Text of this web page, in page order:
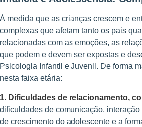
À medida que as crianças crescem e
complexas que afetam tanto os pais
relacionadas com as emoções, as
que podem e devem ser expostas e
Psicologia Infantil e Juvenil. De forma
nesta faixa etária:
1. Dificuldades de relacionamento,
dificuldades de comunicação,
de crescimento do adolescente e a